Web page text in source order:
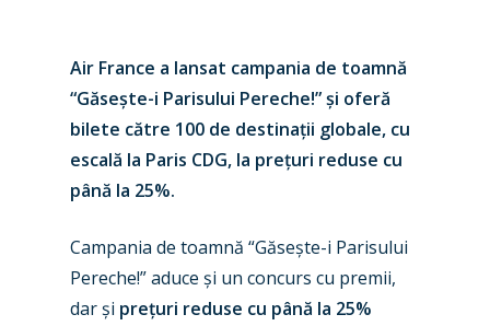
Air France a lansat campania de toamnă
“Găsește-i Parisului Pereche!” și oferă
bilete către 100 de destinații globale, cu
escală la Paris CDG, la prețuri reduse cu
până la 25%.
Campania de toamnă “Găsește-i Parisului
Pereche!” aduce și un concurs cu premii,
dar și prețuri reduse cu până la 25%